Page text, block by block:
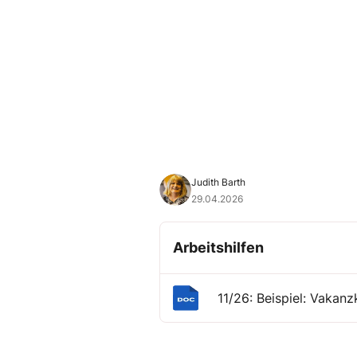
Judith Barth
29.04.2026
Arbeitshilfen
11/26: Beispiel: